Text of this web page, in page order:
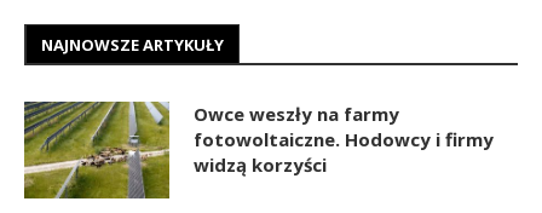
NAJNOWSZE ARTYKUŁY
Owce weszły na farmy
fotowoltaiczne. Hodowcy i firmy
widzą korzyści